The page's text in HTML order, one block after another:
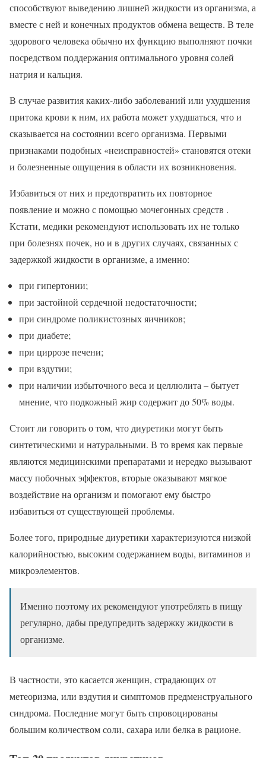
способствуют выведению лишней жидкости из организма, а
вместе с ней и конечных продуктов обмена веществ. В теле
здорового человека обычно их функцию выполняют почки
посредством поддержания оптимального уровня солей
натрия и кальция.
В случае развития каких-либо заболеваний или ухудшения
притока крови к ним, их работа может ухудшаться, что и
сказывается на состоянии всего организма. Первыми
признаками подобных «неисправностей» становятся отеки
и болезненные ощущения в области их возникновения.
Избавиться от них и предотвратить их повторное
появление и можно с помощью мочегонных средств .
Кстати, медики рекомендуют использовать их не только
при болезнях почек, но и в других случаях, связанных с
задержкой жидкости в организме, а именно:
при гипертонии;
при застойной сердечной недостаточности;
при синдроме поликистозных яичников;
при диабете;
при циррозе печени;
при вздутии;
при наличии избыточного веса и целлюлита – бытует
мнение, что подкожный жир содержит до 50% воды.
Стоит ли говорить о том, что диуретики могут быть
синтетическими и натуральными. В то время как первые
являются медицинскими препаратами и нередко вызывают
массу побочных эффектов, вторые оказывают мягкое
воздействие на организм и помогают ему быстро
избавиться от существующей проблемы.
Более того, природные диуретики характеризуются низкой
калорийностью, высоким содержанием воды, витаминов и
микроэлементов.
Именно поэтому их рекомендуют употреблять в пищу
регулярно, дабы предупредить задержку жидкости в
организме.
В частности, это касается женщин, страдающих от
метеоризма, или вздутия и симптомов предменструального
синдрома. Последние могут быть спровоцированы
большим количеством соли, сахара или белка в рационе.